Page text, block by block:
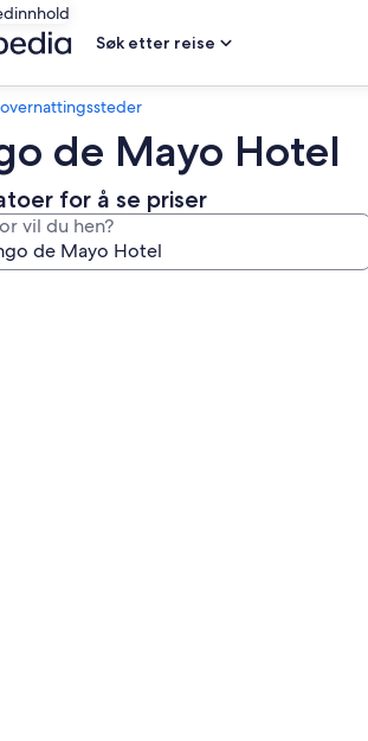
Søk etter reise
overnattingssteder
de Mayo Hotel
for å se priser
vil du hen?